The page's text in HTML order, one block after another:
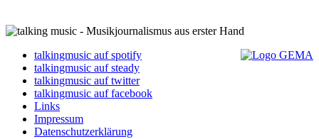
talkingmusic auf spotify
talkingmusic auf steady
talkingmusic auf twitter
talkingmusic auf facebook
Links
Impressum
Datenschutzerklärung